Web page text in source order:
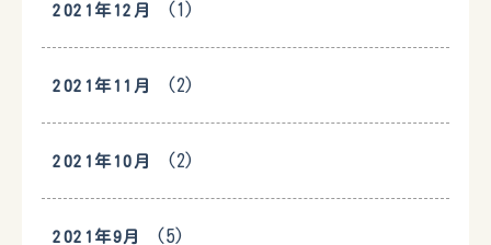
2021年12月 (1)
2021年11月 (2)
2021年10月 (2)
2021年9月 (5)